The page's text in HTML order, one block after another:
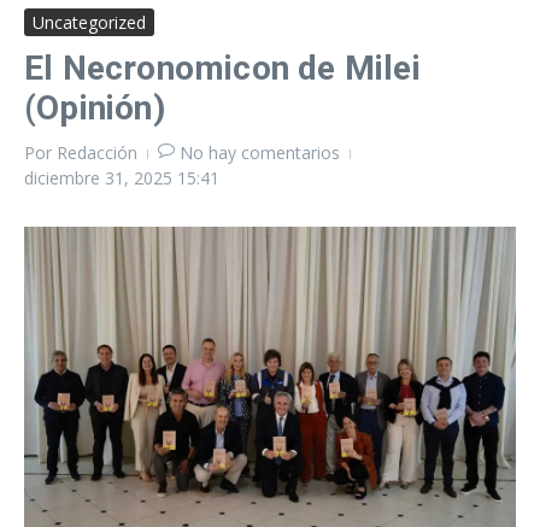
Uncategorized
El Necronomicon de Milei
(Opinión)
Por Redacción
No hay comentarios
diciembre 31, 2025 15:41